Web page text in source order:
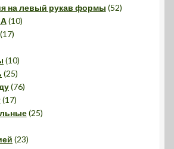
товаров
на левый рукав формы 5252
1010
1717
1010
товаров
2525
товаров
7676
1717
товаров
2525
2323